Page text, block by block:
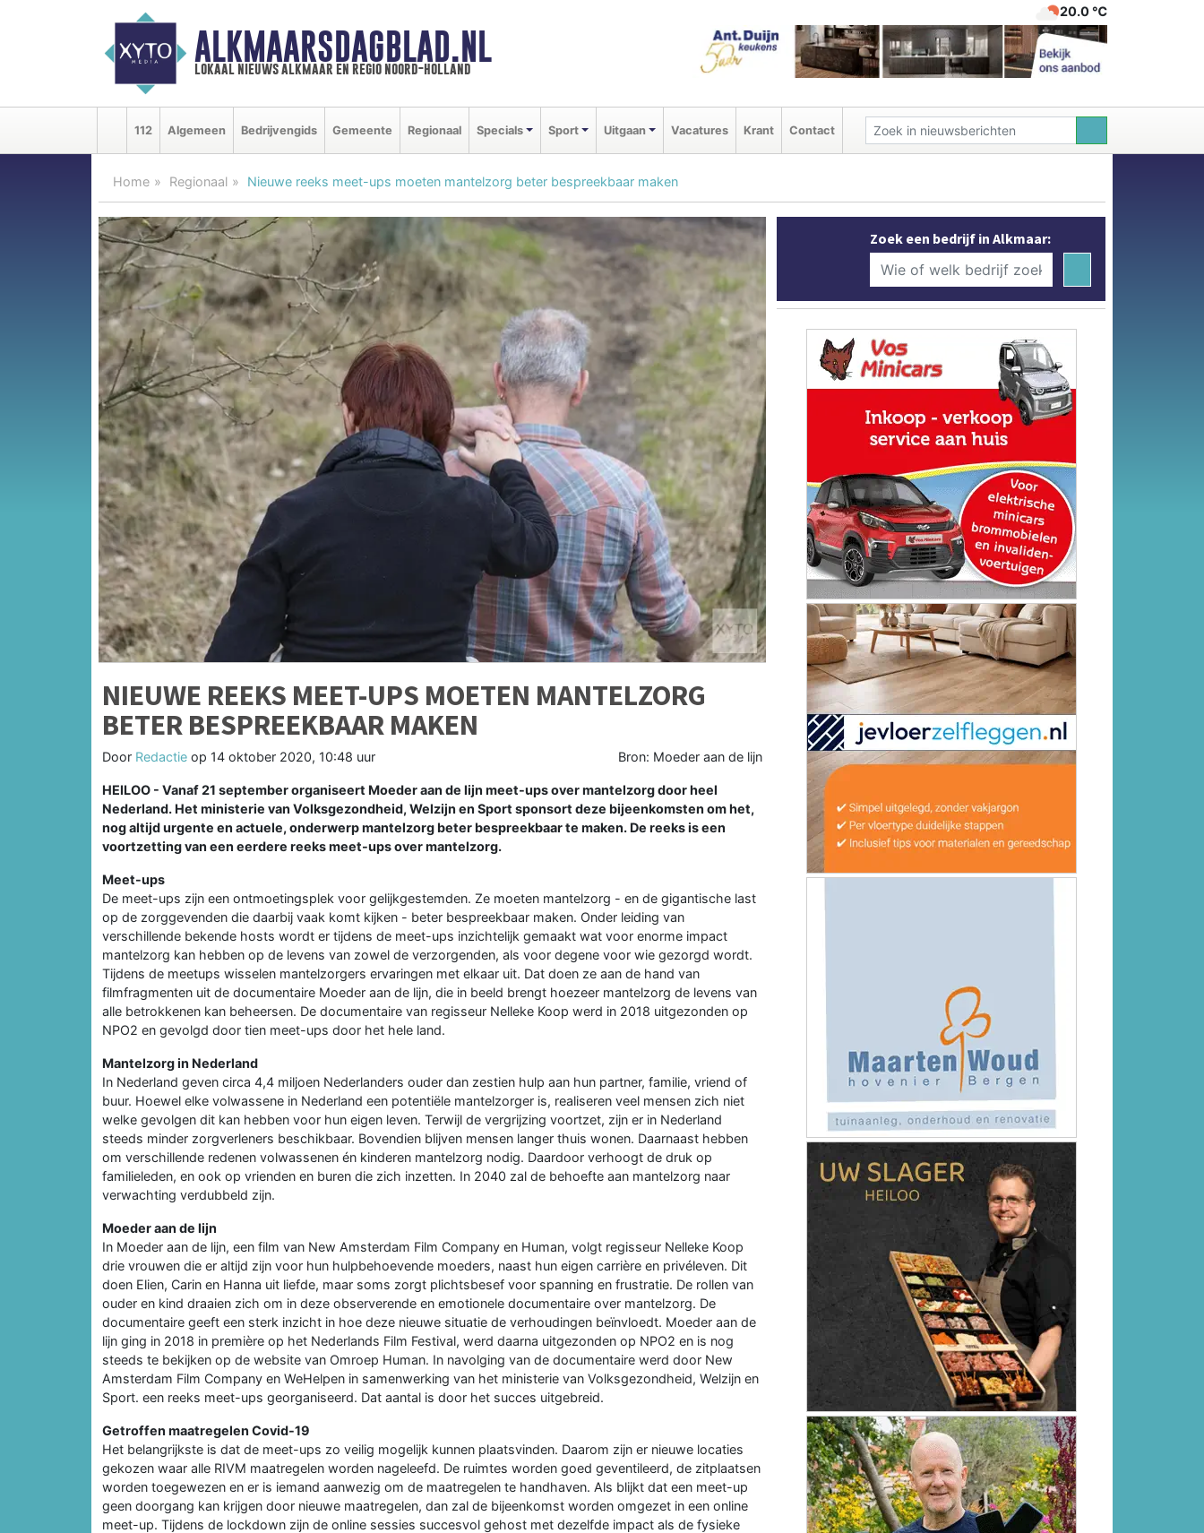
ALKMAARSDAGBLAD.NL
lokaal nieuws alkmaar en regio noord-holland
20.0 ℃
112 Algemeen Bedrijvengids Gemeente Regionaal Specials Sport Uitgaan Vacatures Krant Contact
Home Regionaal Nieuwe reeks meet-ups moeten mantelzorg beter bespreekbaar maken
NIEUWE REEKS MEET-UPS MOETEN MANTELZORG
BETER BESPREEKBAAR MAKEN
Door Redactie op 14 oktober 2020, 10:48 uur Bron: Moeder aan de lijn
HEILOO - Vanaf 21 september organiseert Moeder aan de lijn meet-ups over mantelzorg door heel
Nederland. Het ministerie van Volksgezondheid, Welzijn en Sport sponsort deze bijeenkomsten om het,
nog altijd urgente en actuele, onderwerp mantelzorg beter bespreekbaar te maken. De reeks is een
voortzetting van een eerdere reeks meet-ups over mantelzorg.
Meet-ups
De meet-ups zijn een ontmoetingsplek voor gelijkgestemden. Ze moeten mantelzorg - en de gigantische last
op de zorggevenden die daarbij vaak komt kijken - beter bespreekbaar maken. Onder leiding van
verschillende bekende hosts wordt er tijdens de meet-ups inzichtelijk gemaakt wat voor enorme impact
mantelzorg kan hebben op de levens van zowel de verzorgenden, als voor degene voor wie gezorgd wordt.
Tijdens de meetups wisselen mantelzorgers ervaringen met elkaar uit. Dat doen ze aan de hand van
filmfragmenten uit de documentaire Moeder aan de lijn, die in beeld brengt hoezeer mantelzorg de levens van
alle betrokkenen kan beheersen. De documentaire van regisseur Nelleke Koop werd in 2018 uitgezonden op
NPO2 en gevolgd door tien meet-ups door het hele land.
Mantelzorg in Nederland
In Nederland geven circa 4,4 miljoen Nederlanders ouder dan zestien hulp aan hun partner, familie, vriend of
buur. Hoewel elke volwassene in Nederland een potentiële mantelzorger is, realiseren veel mensen zich niet
welke gevolgen dit kan hebben voor hun eigen leven. Terwijl de vergrijzing voortzet, zijn er in Nederland
steeds minder zorgverleners beschikbaar. Bovendien blijven mensen langer thuis wonen. Daarnaast hebben
om verschillende redenen volwassenen én kinderen mantelzorg nodig. Daardoor verhoogt de druk op
familieleden, en ook op vrienden en buren die zich inzetten. In 2040 zal de behoefte aan mantelzorg naar
verwachting verdubbeld zijn.
Moeder aan de lijn
In Moeder aan de lijn, een film van New Amsterdam Film Company en Human, volgt regisseur Nelleke Koop
drie vrouwen die er altijd zijn voor hun hulpbehoevende moeders, naast hun eigen carrière en privéleven. Dit
doen Elien, Carin en Hanna uit liefde, maar soms zorgt plichtsbesef voor spanning en frustratie. De rollen van
ouder en kind draaien zich om in deze observerende en emotionele documentaire over mantelzorg. De
documentaire geeft een sterk inzicht in hoe deze nieuwe situatie de verhoudingen beïnvloedt. Moeder aan de
lijn ging in 2018 in première op het Nederlands Film Festival, werd daarna uitgezonden op NPO2 en is nog
steeds te bekijken op de website van Omroep Human. In navolging van de documentaire werd door New
Amsterdam Film Company en WeHelpen in samenwerking van het ministerie van Volksgezondheid, Welzijn en
Sport. een reeks meet-ups georganiseerd. Dat aantal is door het succes uitgebreid.
Getroffen maatregelen Covid-19
Het belangrijkste is dat de meet-ups zo veilig mogelijk kunnen plaatsvinden. Daarom zijn er nieuwe locaties
gekozen waar alle RIVM maatregelen worden nageleefd. De ruimtes worden goed geventileerd, de zitplaatsen
worden toegewezen en er is iemand aanwezig om de maatregelen te handhaven. Als blijkt dat een meet-up
geen doorgang kan krijgen door nieuwe maatregelen, dan zal de bijeenkomst worden omgezet in een online
meet-up. Tijdens de lockdown zijn de online sessies succesvol gehost met dezelfde impact als de fysieke
Zoek een bedrijf in Alkmaar: